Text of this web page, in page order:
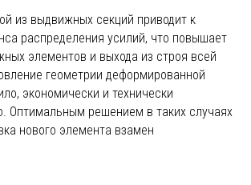
из выдвижных секций приводит к
распределения усилий, что повышает
элементов и выхода из строя всей
геометрии деформированной
экономически и технически
Оптимальным решением в таких случаях
нового элемента взамен